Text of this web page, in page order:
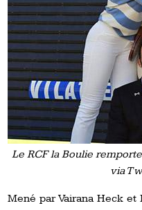
Le RCF la Boulie
via
Mené par Vairana Heck